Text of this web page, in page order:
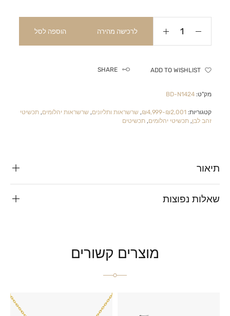
לרכישה מהירה הוספה לסל
ADD TO WISHLIST
SHARE
מק"ט:BD-N1424
קטגוריות: ₪2,001-₪4,999
, שרשראות ותליונים, שרשראות יהלומים,תכשיטי
זהב לבן,תכשיטי יהלומים,תכשיטים
תיאור
שאלות נפוצות
מוצרים קשורים